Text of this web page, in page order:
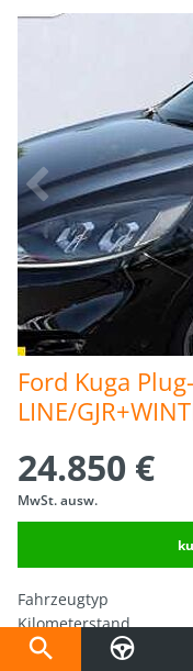
Ford Kuga
LINE/
24.850 €
MwSt. ausw.
Fahrzeugtyp
Kilometerstand
Erstzulassung